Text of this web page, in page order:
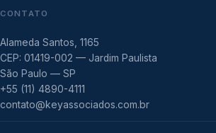
CONTATO
Alameda Santos, 1165
CEP: 01419-002 — Jardim Paulista
São Paulo — SP
+55 (11) 4890-4111
contato@keyassociados.com.br